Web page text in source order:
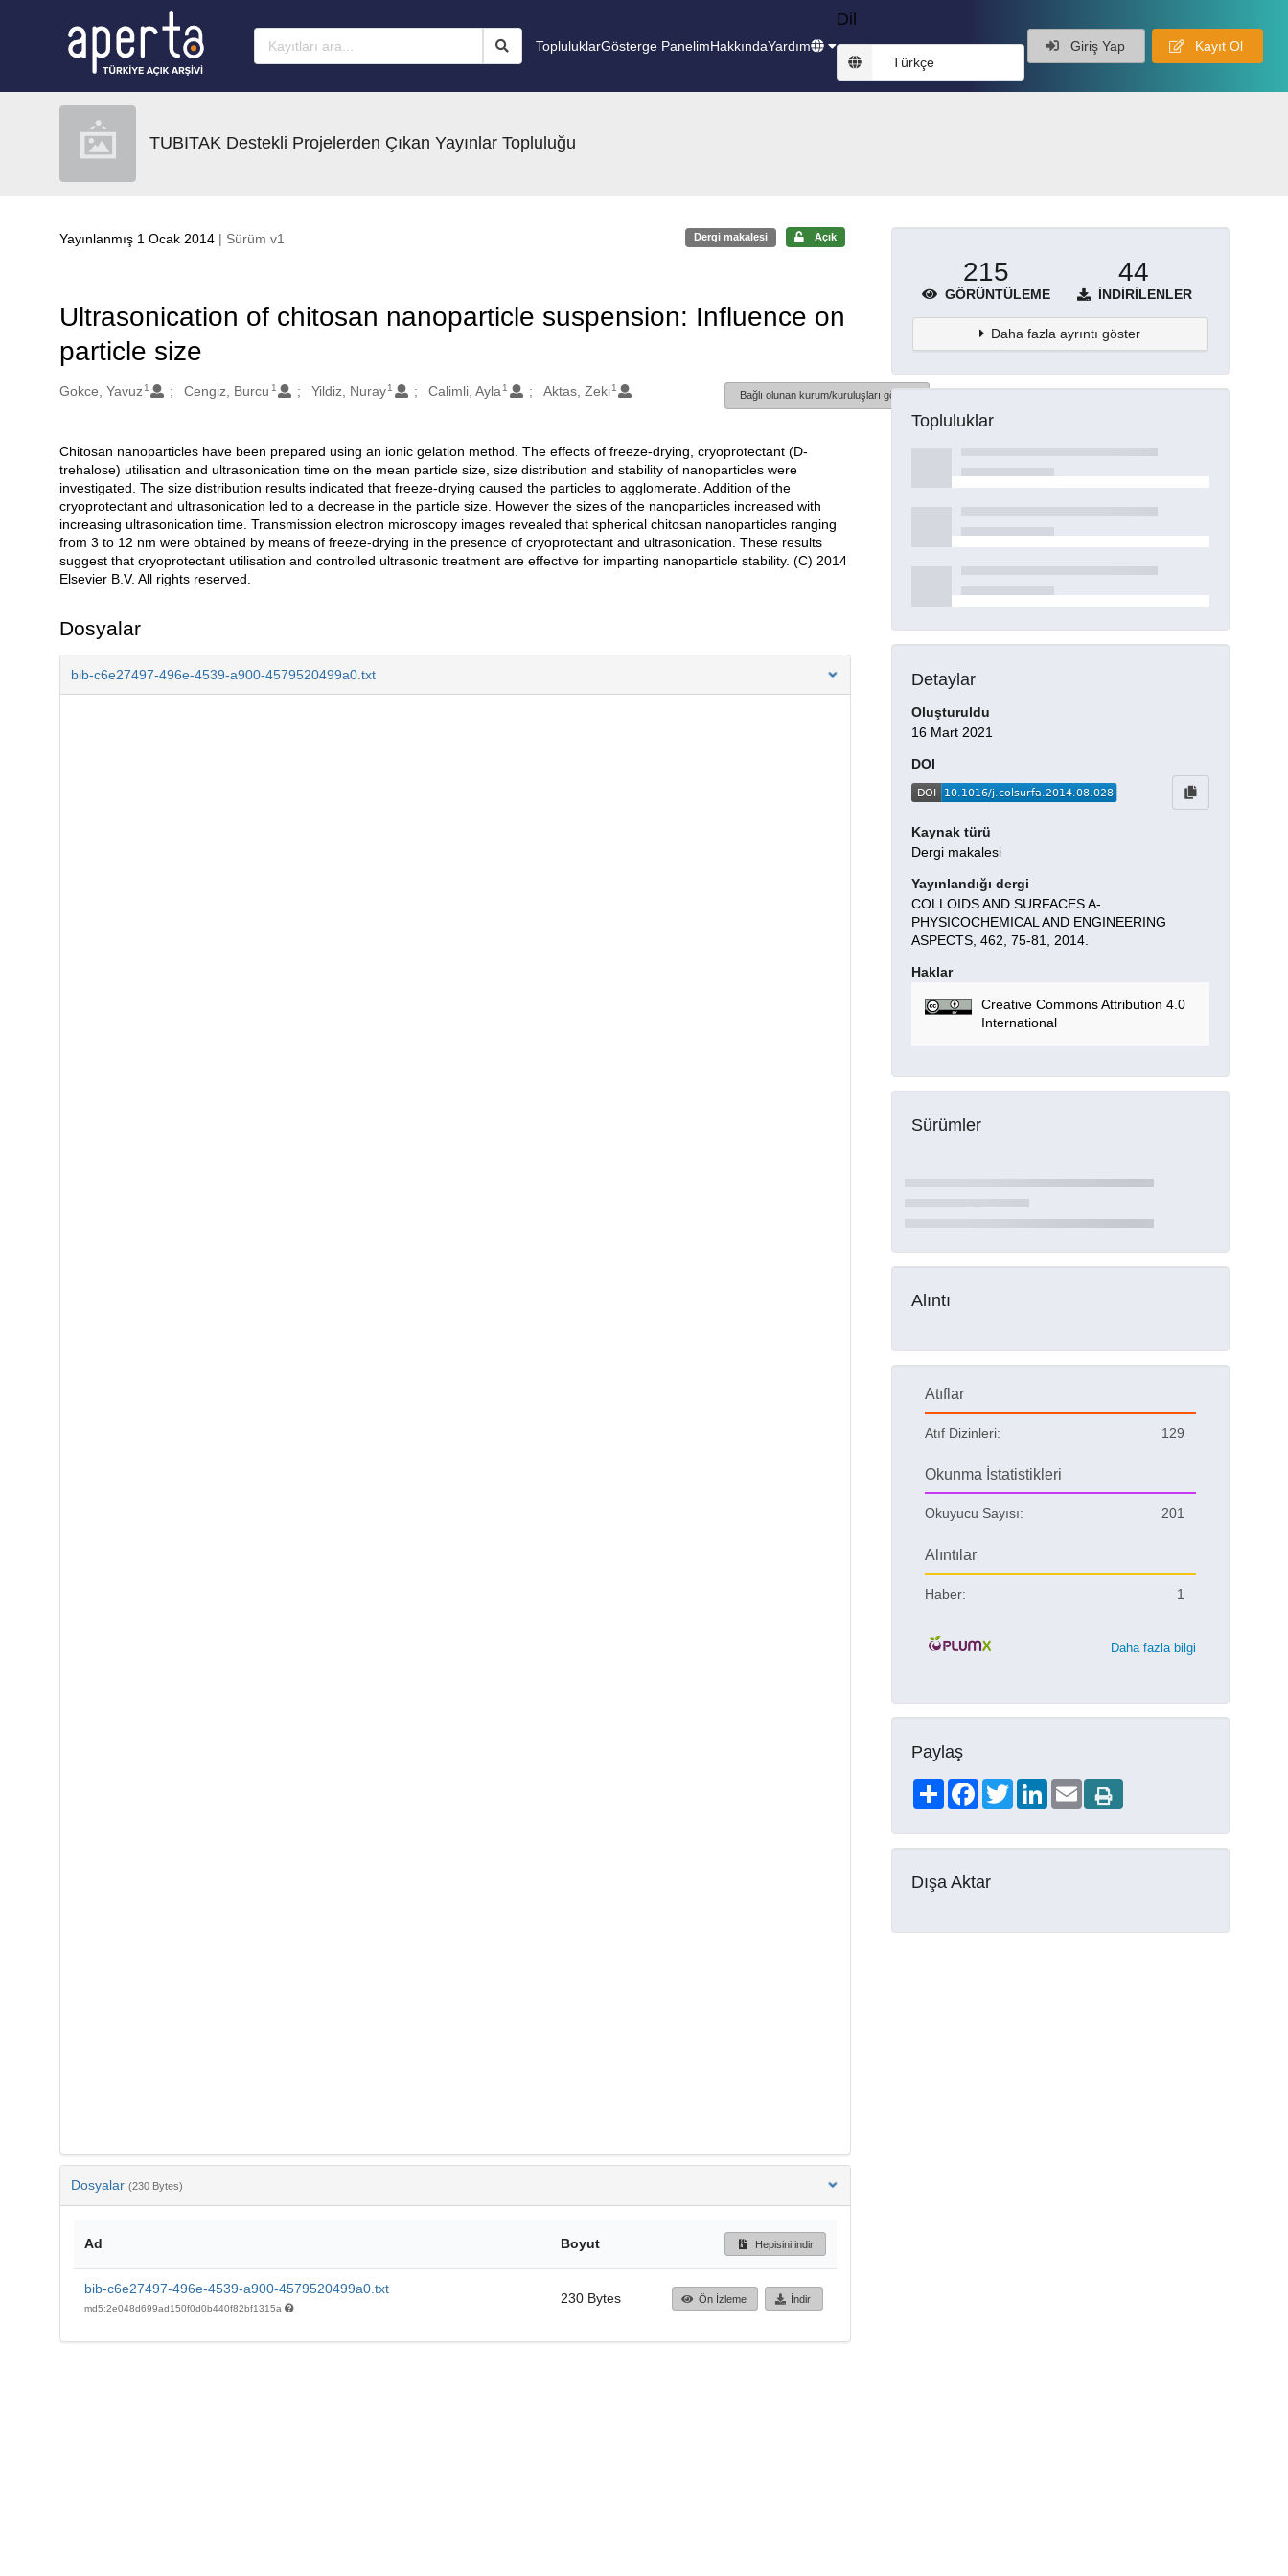
TopluluklarGösterge PanelimHakkındaYardım
Dil
Türkçe
Giriş Yap Kayıt Ol
TUBITAK Destekli Projelerden Çıkan Yayınlar Topluluğu
Yayınlanmış 1 Ocak 2014 | Sürüm v1 Dergi makalesi Açık
Ultrasonication of chitosan nanoparticle suspension: Influence on
particle size
Oluşturanlar
Gokce, Yavuz 1 Cengiz, Burcu 1 Yildiz, Nuray1 Calimli, Ayla 1 Aktas, Zeki 1
Bağlı olunan kurum/kuruluşları göster
Açıklama
Chitosan nanoparticles have been prepared using an ionic gelation method. The effects of freeze-drying, cryoprotectant (D-
trehalose) utilisation and ultrasonication time on the mean particle size, size distribution and stability of nanoparticles were
investigated. The size distribution results indicated that freeze-drying caused the particles to agglomerate. Addition of the
cryoprotectant and ultrasonication led to a decrease in the particle size. However the sizes of the nanoparticles increased with
increasing ultrasonication time. Transmission electron microscopy images revealed that spherical chitosan nanoparticles ranging
from 3 to 12 nm were obtained by means of freeze-drying in the presence of cryoprotectant and ultrasonication. These results
suggest that cryoprotectant utilisation and controlled ultrasonic treatment are effective for imparting nanoparticle stability. (C) 2014
Elsevier B.V. All rights reserved.
Dosyalar
bib-c6e27497-496e-4539-a900-4579520499a0.txt
Dosyalar (230 Bytes)
Ad Boyut Hepisini indir
bib-c6e27497-496e-4539-a900-4579520499a0.txt
md5:2e048d699ad150f0d0b440f82bf1315a
230 Bytes Ön İzleme İndir
215
GÖRÜNTÜLEME
44
İNDIRILENLER
Daha fazla ayrıntı göster
Topluluklar
Detaylar
Oluşturuldu
16 Mart 2021
DOI
Kaynak türü
Dergi makalesi
Yayınlandığı dergi
COLLOIDS AND SURFACES A-
PHYSICOCHEMICAL AND ENGINEERING
ASPECTS, 462, 75-81, 2014.
Haklar
Creative Commons Attribution 4.0
International
Sürümler
Alıntı
Atıflar
Atıf Dizinleri: 129
Okunma İstatistikleri
Okuyucu Sayısı: 201
Alıntılar
Haber: 1
Daha fazla bilgi
Paylaş
ShareFacebookTwitterLinkedIn
Email
Dışa Aktar